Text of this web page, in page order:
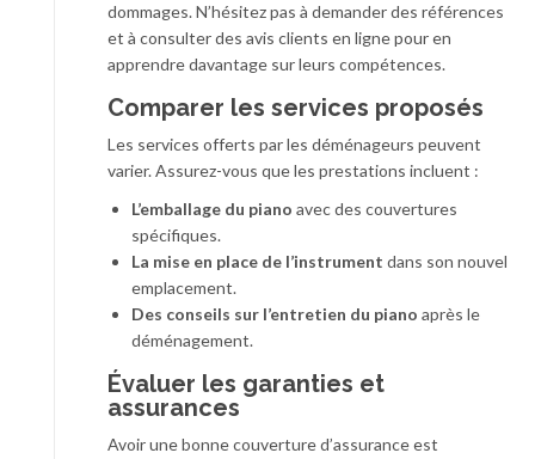
dommages. N’hésitez pas à demander des références
et à consulter des avis clients en ligne pour en
apprendre davantage sur leurs compétences.
Comparer les services proposés
Les services offerts par les déménageurs peuvent
varier. Assurez-vous que les prestations incluent :
L’emballage du piano avec des couvertures
spécifiques.
La mise en place de l’instrument dans son nouvel
emplacement.
Des conseils sur l’entretien du piano après le
déménagement.
Évaluer les garanties et
assurances
Avoir une bonne couverture d’assurance est